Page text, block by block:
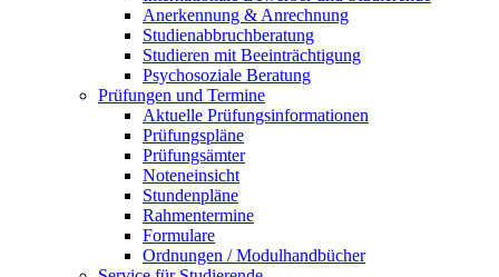
Anerkennung & Anrechnung
Studienabbruchberatung
Studieren mit Beeinträchtigung
Psychosoziale Beratung
Prüfungen und Termine
Aktuelle Prüfungsinformationen
Prüfungspläne
Prüfungsämter
Noteneinsicht
Stundenpläne
Rahmentermine
Formulare
Ordnungen / Modulhandbücher